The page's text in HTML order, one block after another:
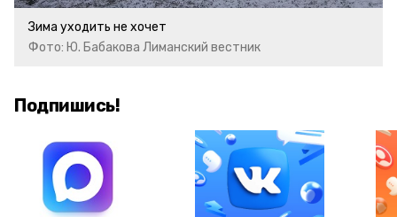
Зима уходить не хочет
Фото: Ю. Бабакова Лиманский вестник
Подпишись!